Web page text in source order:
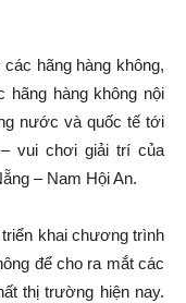
hãng hàng không,
hãng hàng không nội
nước và quốc tế tới
vui chơi giải trí của
– Nam Hội An.
khai chương trình
để cho ra mắt các
thị trường hiện nay.